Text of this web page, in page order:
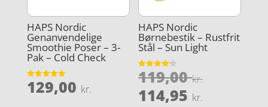
HAPS Nordic
Genanvendelige
Smoothie Poser – 3-
Pak – Cold Check
Vurderet
4.9
129,00 kr.
HAPS Nordic
Børnebestik – Rustfrit
Stål – Sun Light
Vurderet
4.2
119,00kr.Den
114,95 kr.